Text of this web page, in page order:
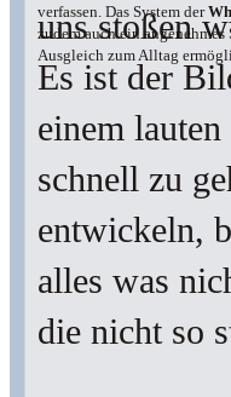
verfassen. Das System der
zudem auch ein angenehmes
Ausgleich zum Alltag
uns stoßen
Es ist der
einem
schnell zu
entwickeln,
alles was
die nicht so